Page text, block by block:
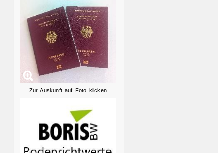
Zur Auskunft auf Foto klicken